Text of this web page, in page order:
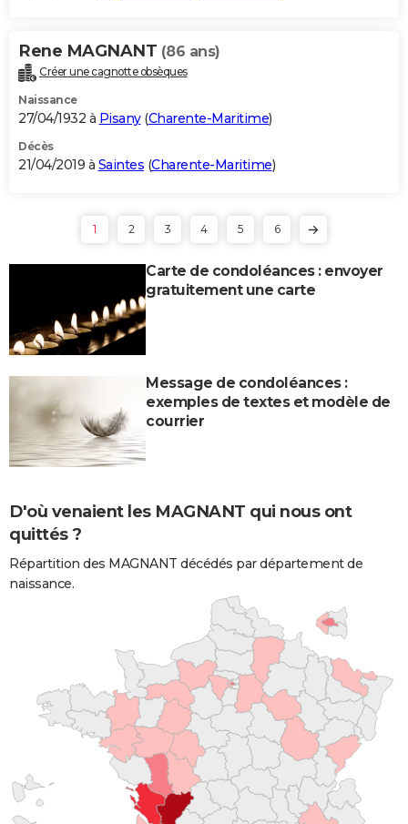
Rene MAGNANT (86 ans)
Créer une cagnotte obsèques
Naissance
27/04/1932 à Pisany(Charente-Maritime)
Décès
21/04/2019 à Saintes (Charente-Maritime)
1 2 3 4 5 6
Carte de condoléances : envoyer
gratuitement une carte
Message de condoléances :
exemples de textes et modèle de
courrier
D'où venaient les MAGNANT qui nous ont
quittés ?
Répartition des MAGNANT décédés par département de
naissance.